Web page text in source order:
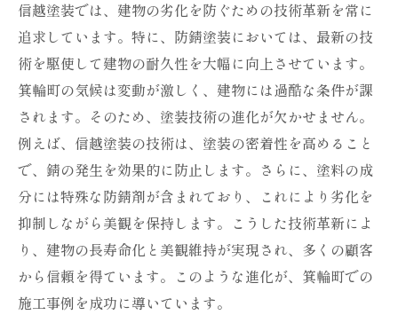
信越塗装では、建物の劣化を防ぐための技術革新を常に
追求しています。特に、防錆塗装においては、最新の技
術を駆使して建物の耐久性を大幅に向上させています。
箕輪町の気候は変動が激しく、建物には過酷な条件が課
されます。そのため、塗装技術の進化が欠かせません。
例えば、信越塗装の技術は、塗装の密着性を高めること
で、錆の発生を効果的に防止します。さらに、塗料の成
分には特殊な防錆剤が含まれており、これにより劣化を
抑制しながら美観を保持します。こうした技術革新によ
り、建物の長寿命化と美観維持が実現され、多くの顧客
から信頼を得ています。このような進化が、箕輪町での
施工事例を成功に導いています。